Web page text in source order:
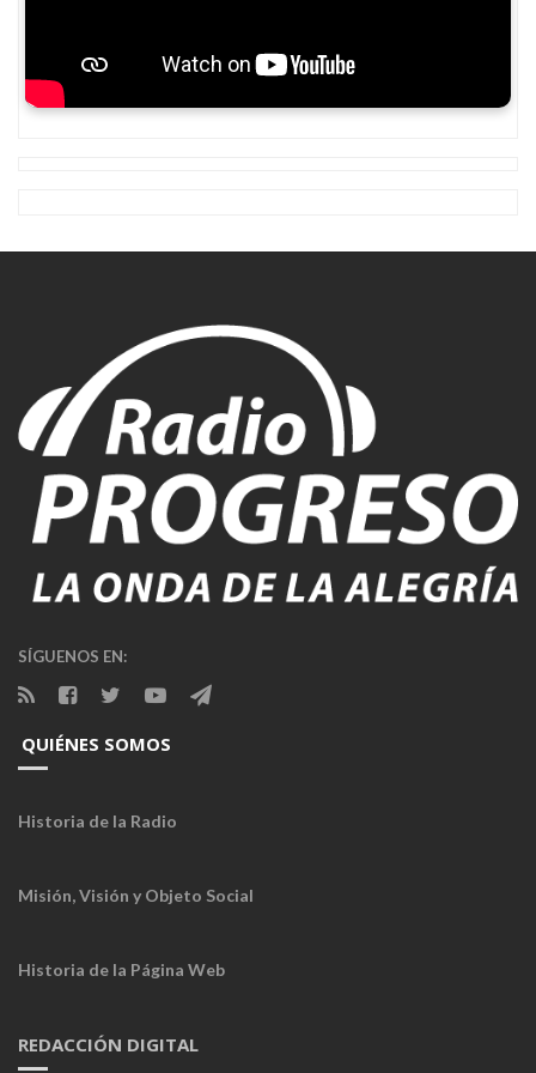
SÍGUENOS EN:
QUIÉNES SOMOS
Historia de la Radio
Misión, Visión y Objeto Social
Historia de la Página Web
REDACCIÓN DIGITAL